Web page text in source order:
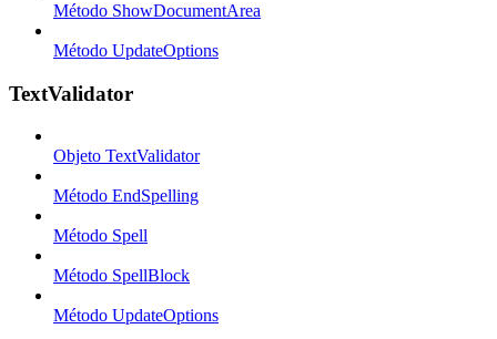
Método ShowDocumentArea
Método UpdateOptions
TextValidator
Objeto TextValidator
Método EndSpelling
Método Spell
Método SpellBlock
Método UpdateOptions